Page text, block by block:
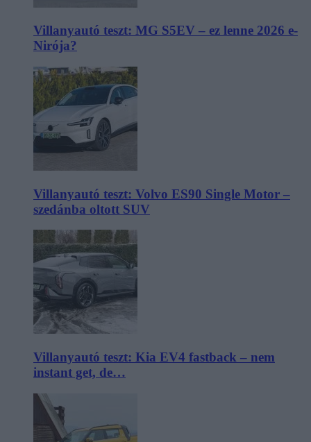
Villanyautó teszt: MG S5EV – ez lenne 2026 e-
Nirója?
Villanyautó teszt: Volvo ES90 Single Motor –
szedánba oltott SUV
Villanyautó teszt: Kia EV4 fastback – nem
instant get, de…